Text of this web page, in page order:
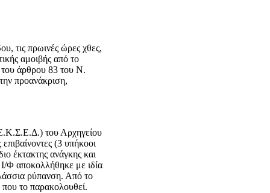
τις πρωινές ώρες χθες,
αμοιβής από το
άρθρου 83 του Ν.
προανάκριση,
του Αρχηγείου
(3 υπήκοοι
έκτακτης ανάγκης και
Φ αποκολλήθηκε με ιδία
ρύπανση. Από το
το παρακολουθεί.